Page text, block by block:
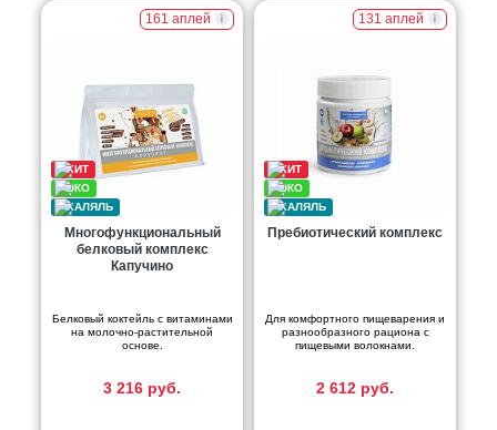
161 аплей
Многофункциональный
белковый комплекс
Капучино
Белковый коктейль с витаминами
на молочно-растительной
основе.
3 216 руб.
131 аплей
Пребиотический комплекс
Для комфортного пищеварения и
разнообразного рациона с
пищевыми волокнами.
2 612 руб.